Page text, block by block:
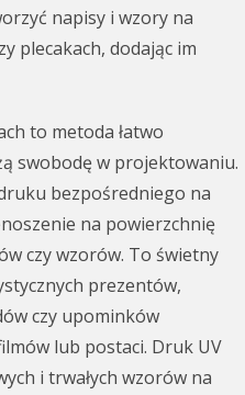
napisy i wzory na
plecakach, dodając im
to metoda łatwo
swobodę w projektowaniu.
bezpośredniego na
na powierzchnię
czy wzorów. To świetny
prezentów,
czy upominków
lub postaci. Druk UV
i trwałych wzorów na